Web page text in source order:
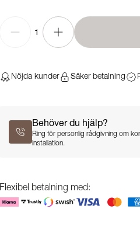
1
Nöjda kunder Säker betalning
Behöver du hjälp?
Ring för personlig rådgivning om
installation.
Flexibel betalning med: